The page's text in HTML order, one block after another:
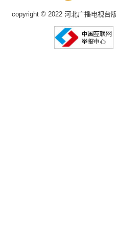
copyright © 2022 河北广播电视台